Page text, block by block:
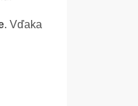
. Vďaka